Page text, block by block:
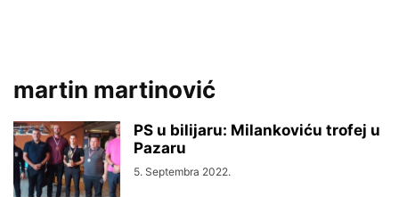
martin martinović
PS u bilijaru: Milankoviću trofej u
Pazaru
5. Septembra 2022.